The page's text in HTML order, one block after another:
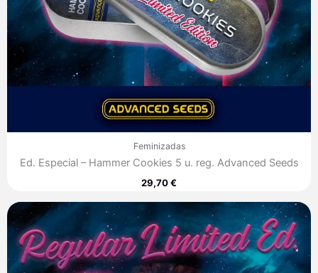
Feminizadas
Ed. Especial – Hammer Cookies 5 u. reg. Advanced Seeds
29,70€